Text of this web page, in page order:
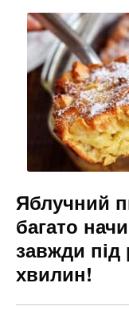
o
o
k
Яблучний
багато
завжди під
хвилин!